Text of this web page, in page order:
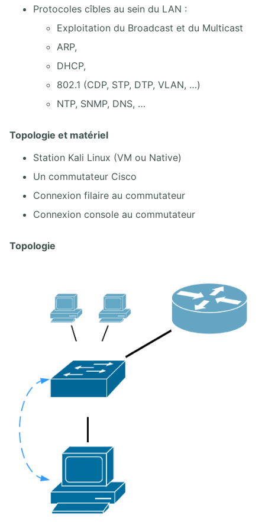
6.6. Lab passerelle Internet
7. ROUTAGE RIPV2
7.1. Routage dynamique RIPv2
7.2. Lab routage RIPv2 simple
7.3. Lab RIPv2 VLSM
8. ROUTAGE OSPF
8.1. Introduction au protocole de routage dynamique OSPF
8.3. Messages OSPF
8.4. États de voisinage OSPF
8.6. Maintien des informations de routage OSPF
8.8. Lab Routage OSPF Multi-Area
9.1. Protocole EIGRP
9.2. Lab Routage EIGRP
10.1. Technologie Ethernet
10.2. Commutation Ethernet
10.3. Principes de conception LAN
10.4. Lab configuration initiale d'un commutateur Cisco
11. TECHNOLOGIES VLANS
11.1. Concepts VLAN
11.2. Configuration des VLANs sous Cisco IOS
Protocoles cîbles au sein du LAN :
Exploitation du Broadcast et du Multicast
ARP,
DHCP,
802.1 (CDP, STP, DTP, VLAN, …)
NTP, SNMP, DNS, …
Topologie et matériel
Station Kali Linux (VM ou Native)
Un commutateur Cisco
Connexion filaire au commutateur
Connexion console au commutateur
Topologie